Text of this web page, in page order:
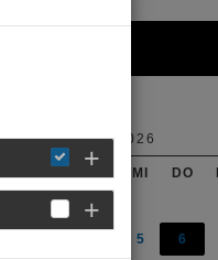
AUGUST 2026
MI DO
5 6